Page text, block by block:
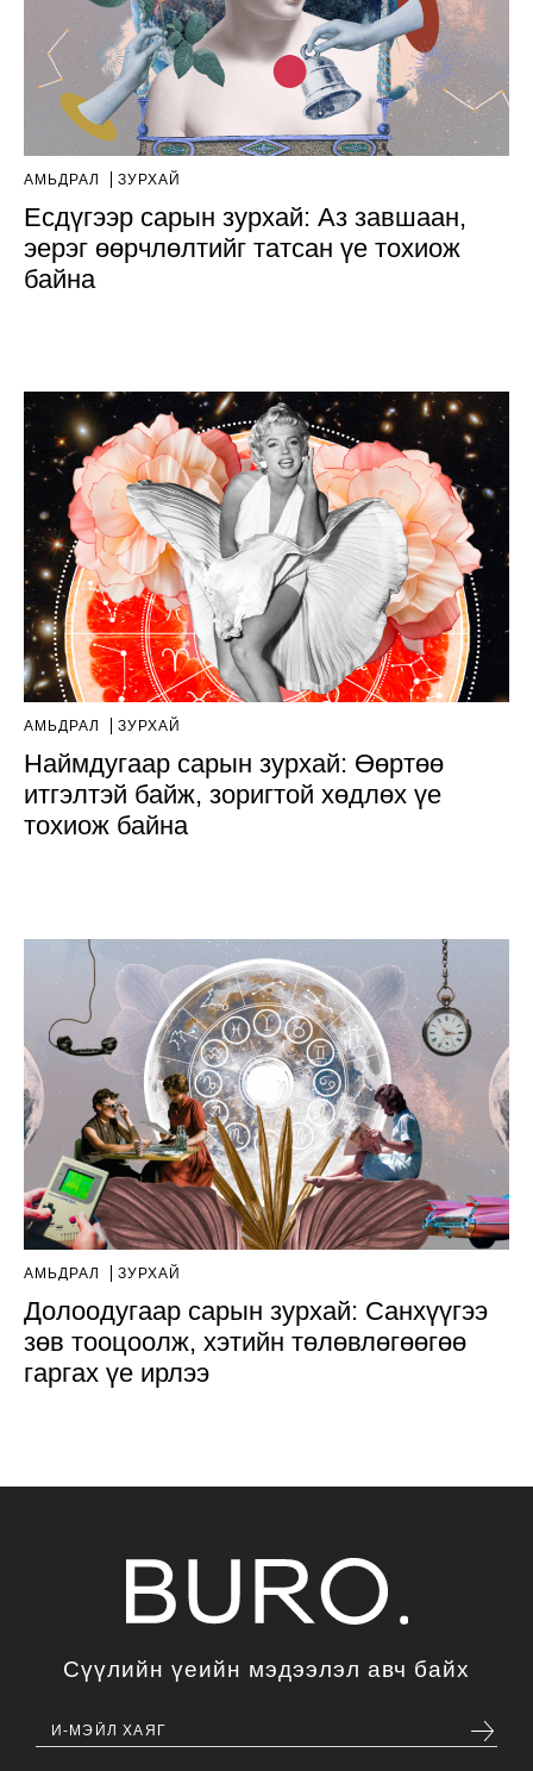
АМЬДРАЛ ЗУРХАЙ
Есдүгээр сарын зурхай: Аз завшаан,
эерэг өөрчлөлтийг татсан үе тохиож
байна
АМЬДРАЛ ЗУРХАЙ
Наймдугаар сарын зурхай: Өөртөө
итгэлтэй байж, зоригтой хөдлөх үе
тохиож байна
АМЬДРАЛ ЗУРХАЙ
Долоодугаар сарын зурхай: Санхүүгээ
зөв тооцоолж, хэтийн төлөвлөгөөгөө
гаргах үе ирлээ
Сүүлийн үеийн мэдээлэл авч байх